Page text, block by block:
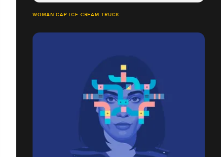
WOMAN CAP ICE CREAM TRUCK